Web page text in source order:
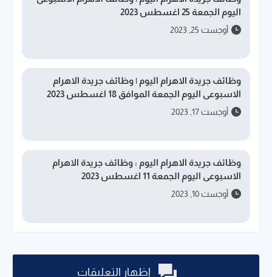
اليوم الجمعة 25 اغسطس 2023
أوجست 25, 2023
وظائف جريدة الاهرام اليوم | وظائف جريدة الاهرام
الاسبوعى اليوم الجمعة الموافق 18 اغسطس 2023
أوجست 17, 2023
وظائف جريدة الاهرام اليوم : وظائف جريدة الاهرام
الاسبوعى اليوم الجمعة 11 اغسطس 2023
أوجست 10, 2023
إظهار التعليقات